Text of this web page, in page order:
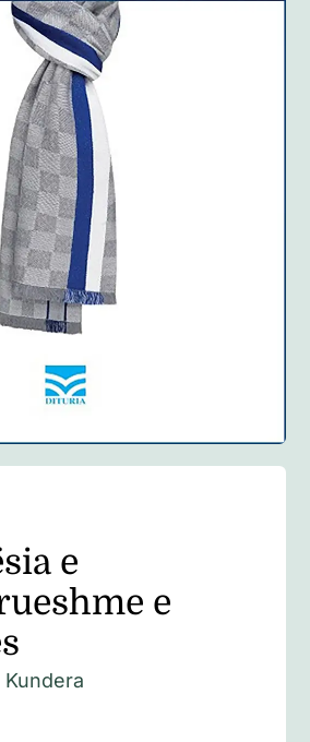
Anglisht
Ditarë
Evente
Blog
e
e
Kundera